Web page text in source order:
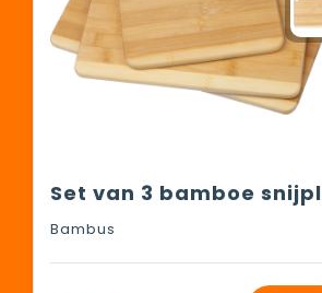
Bambus